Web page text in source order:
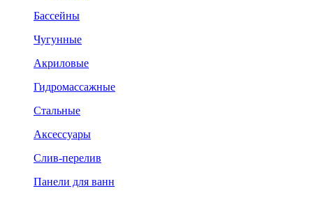
Бассейны
Чугунные
Акриловые
Гидромассажные
Стальные
Аксессуары
Слив-перелив
Панели для ванн